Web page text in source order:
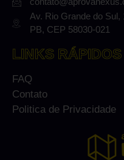
Av. Rio Grande do
PB, CEP 58030-021
LINKS RÁPIDOS
FAQ
Contato
Politica de Privacidade